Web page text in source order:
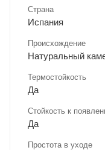
Страна
Испания
Происхождение
Натуральный
Термостойкость
Да
Стойкость к
Да
Простота в уходе